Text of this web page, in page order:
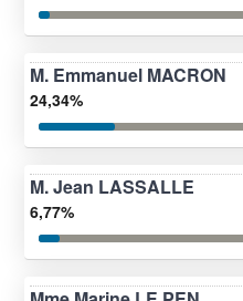
M. Emmanuel MACRON
24,34%
M. Jean LASSALLE
6,77%